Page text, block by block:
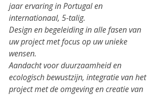
jaar ervaring in Portugal en
internationaal, 5-talig.
Design en begeleiding in alle fasen van
uw project met focus op uw unieke
wensen.
Aandacht voor duurzaamheid en
ecologisch bewustzijn, integratie van het
project met de omgeving en creatie van